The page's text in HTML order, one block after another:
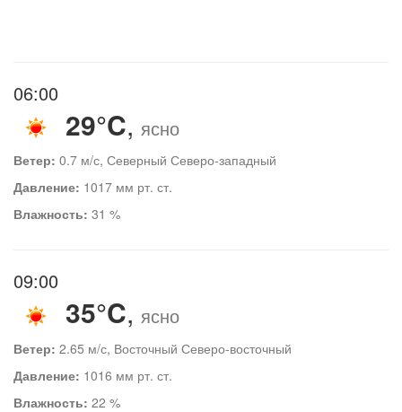
06:00
29°C, ясно
Ветер: 0.7 м/с, Северный Северо-западный
Давление: 1017 мм рт. ст.
Влажность: 31 %
09:00
35°C, ясно
Ветер: 2.65 м/с, Восточный Северо-восточный
Давление: 1016 мм рт. ст.
Влажность: 22 %